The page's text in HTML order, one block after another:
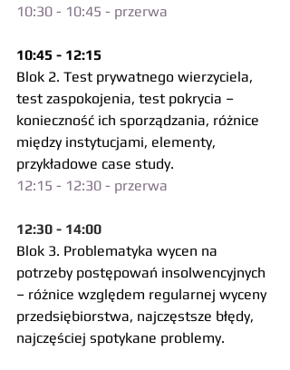
10:30 - 10:45 - przerwa
10:45 - 12:15
Blok 2. Test prywatnego wierzyciela,
test zaspokojenia, test pokrycia –
konieczność ich sporządzania, różnice
między instytucjami, elementy,
przykładowe case study.
12:15 - 12:30 - przerwa
12:30 - 14:00
Blok 3. Problematyka wycen na
potrzeby postępowań insolwencyjnych
– różnice względem regularnej wyceny
przedsiębiorstwa, najczęstsze błędy,
najczęściej spotykane problemy.